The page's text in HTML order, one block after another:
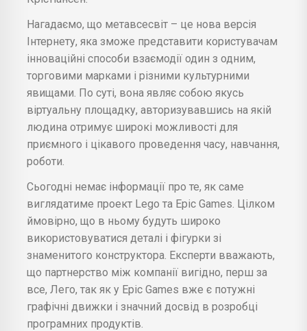
Нагадаємо, що метавсесвіт – це нова версія
Інтернету, яка зможе представити користувачам
інноваційні способи взаємодії один з одним,
торговими марками і різними культурними
явищами. По суті, вона являє собою якусь
віртуальну площадку, авторизувавшись на якій
людина отримує широкі можливості для
приємного і цікавого проведення часу, навчання,
роботи.
Сьогодні немає інформації про те, як саме
виглядатиме проект Lego та Epic Games. Цілком
ймовірно, що в ньому будуть широко
використовуватися деталі і фігурки зі
знаменитого конструктора. Експерти вважають,
що партнерство між компанії вигідно, перш за
все, Лего, так як у Epic Games вже є потужні
графічні движки і значний досвід в розробці
програмних продуктів.